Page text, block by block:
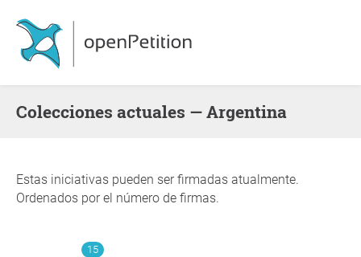
Colecciones actuales — Argentina
Estas iniciativas pueden ser firmadas atualmente.
Ordenados por el número de firmas.
15